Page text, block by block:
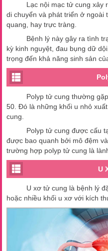
Lạc nội mạc tử cung xảy ra
di chuyển và phát triển ở
quang, hay trực tràng.
Bệnh lý này gây ra tình
kỳ kinh nguyệt, đau bụng dữ
trọng đến khả năng sinh sản
Polyp
Polyp tử cung thường gặp
50. Đó là những khối u nhỏ
cung.
Polyp tử cung được cấu tạo
được bao quanh bởi mô đệm
trường hợp polyp tử cung là
U Xơ
U xơ tử cung là bệnh lý
hoặc nhiều khối u xơ với kích